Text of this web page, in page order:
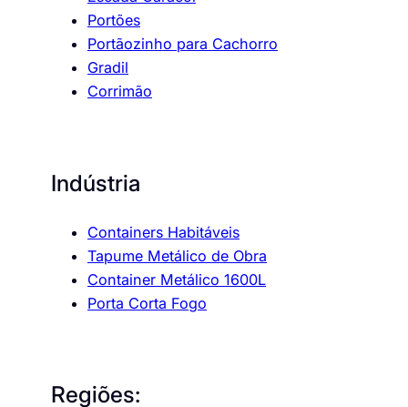
Portões
Portãozinho para Cachorro
Gradil
Corrimão
Indústria
Containers Habitáveis
Tapume Metálico de Obra
Container Metálico 1600L
Porta Corta Fogo
Regiões: